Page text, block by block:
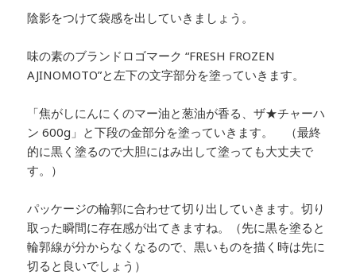
陰影をつけて袋感を出していきましょう。
味の素のブランドロゴマーク “FRESH FROZEN
AJINOMOTO”と左下の文字部分を塗っていきます。
「焦がしにんにくのマー油と葱油が香る、ザ★チャーハ
ン 600g」と下段の金部分を塗っていきます。 （最終
的に黒く塗るので大胆にはみ出して塗っても大丈夫で
す。）
パッケージの輪郭に合わせて切り出していきます。切り
取った瞬間に存在感が出てきますね。（先に黒を塗ると
輪郭線が分からなくなるので、黒いものを描く時は先に
切ると良いでしょう）